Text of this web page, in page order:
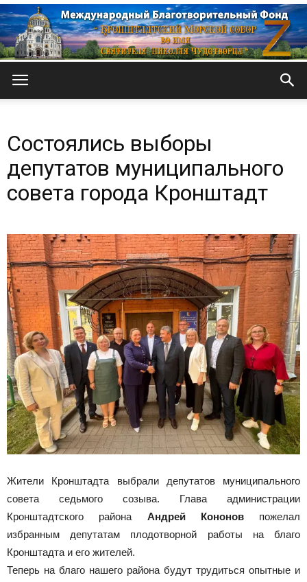
Морской
Состоялись выборы
депутатов муниципального
совета города Кронштадт
Жители Кронштадта выбрали депутатов муниципального
совета седьмого созыва. Глава администрации
Кронштадтского района Андрей Кононовпожелал
избранным депутатам плодотворной работы на благо
Кронштадта и его жителей.
Теперь на благо нашего района будут трудиться опытные и